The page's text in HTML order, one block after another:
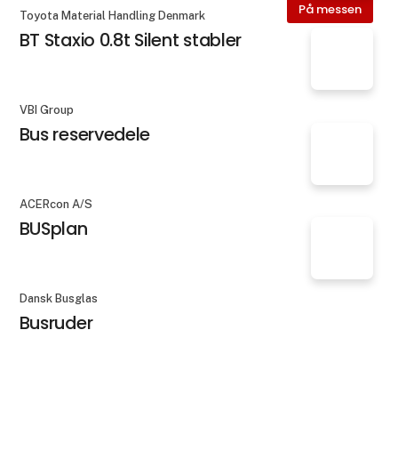
På messen
Toyota Material Handling Denmark
BT Staxio 0.8t Silent stabler
VBI Group
Bus reservedele
ACERcon A/S
BUSplan
Dansk Busglas
Busruder